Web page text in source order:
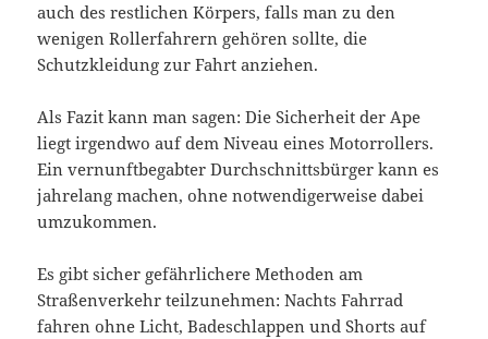
auch des restlichen Körpers, falls man zu den
wenigen Rollerfahrern gehören sollte, die
Schutzkleidung zur Fahrt anziehen.
Als Fazit kann man sagen: Die Sicherheit der Ape
liegt irgendwo auf dem Niveau eines Motorrollers.
Ein vernunftbegabter Durchschnittsbürger kann es
jahrelang machen, ohne notwendigerweise dabei
umzukommen.
Es gibt sicher gefährlichere Methoden am
Straßenverkehr teilzunehmen: Nachts Fahrrad
fahren ohne Licht, Badeschlappen und Shorts auf